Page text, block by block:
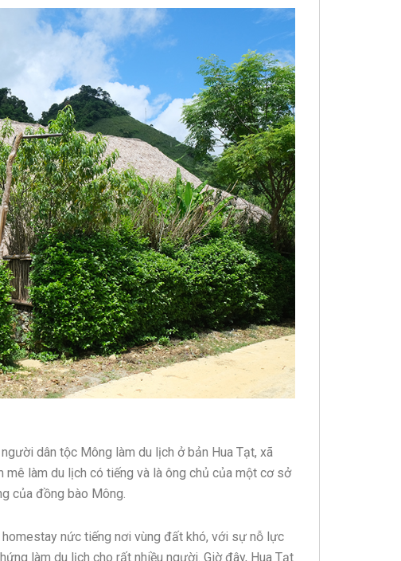
dân tộc Mông làm du lịch ở bản Hua Tạt, xã
mê làm du lịch có tiếng và là ông chủ của một cơ sở
của đồng bào Mông.
nức tiếng nơi vùng đất khó, với sự nỗ lực
làm du lịch cho rất nhiều người. Giờ đây, Hua Tạt